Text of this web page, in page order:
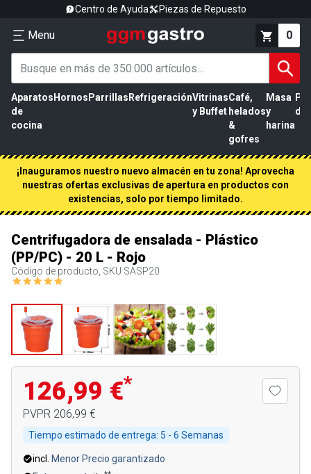
Centro de Ayuda Piezas de Repuesto
Menu 0
Aparatos
de
cocina
Hornos Parrillas RefrigeraciónVitrinas
y Buffet
Café,
helados
&
gofres
Masa
y
harina
de
¡Inauguramos nuestro nuevo almacén en tu zona! Aprovecha
nuestras ofertas exclusivas de apertura en productos con
existencias, solo por tiempo limitado.
Centrifugadora de ensalada - Plástico
(PP/PC) - 20 L - Rojo
Código de producto, SKU SASP20
126,99 €*
PVPR 206,99 €
Tiempo estimado de entrega: 5 - 6 Semanas
incl.
Menor Precio garantizado